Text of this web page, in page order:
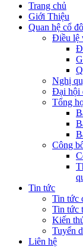
Trang chủ
Giới Thiệu
Quan hệ cổ
Điều lệ
Nghị
Đại hội
Tổng
Công
Tin tức
Tin tức
Tin tức
Kiến
Tuyển
Liên hệ